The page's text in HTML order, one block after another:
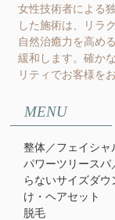
女性技術者による
した施術は、リラ
自然治癒力を高め
緩和します。確か
リティでお客様を
MENU
整体／フェイシャ
パワーツリースパ
らないサイズダウ
け・ヘアセット
​脱毛